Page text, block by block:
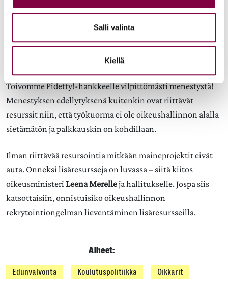
Salli valinta
Kiellä
mahdollisuutta valita hyvien hakijoiden joukosta parhaat,
vahvistaa työnantajakuvaa ja mainetta suositeltuna
työpaikkana, vahvistaa työn mielekkyyttä, hallita
vaihtuvuutta ja kehittää vaikuttavaa perehdyttämistä.
Toivomme Pidetty!-hankkeelle vilpittömästi menestystä!
Menestyksen edellytyksenä kuitenkin ovat riittävät
resurssit niin, että työkuorma ei ole oikeushallinnon alalla
sietämätön ja palkkauskin on kohdillaan.
Ilman riittävää resursointia mitkään maineprojektit eivät
auta. Onneksi lisäresursseja on luvassa – siitä kiitos
oikeusministeri Leena Merelleja hallitukselle. Jospa siis
katsottaisiin, onnistuisiko oikeushallinnon
rekrytointiongelman lieventäminen lisäresursseilla.
Aiheet:
Edunvalvonta Koulutuspolitiikka Oikkarit